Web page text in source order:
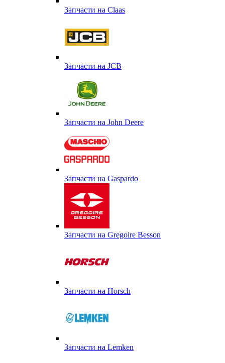
Запчасти на Сlaas
Запчасти на JCB
Запчасти на John Deere
Запчасти на Gaspardo
Запчасти на Gregoire Besson
Запчасти на Horsch
Запчасти на Lemken